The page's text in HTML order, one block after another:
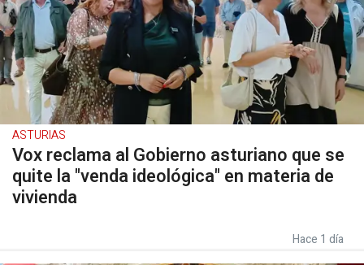
ASTURIAS
Vox reclama al Gobierno asturiano que se
quite la "venda ideológica" en materia de
vivienda
Hace 1 día